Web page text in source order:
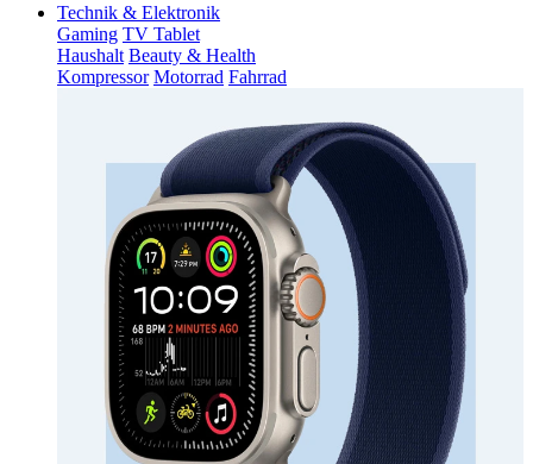
Technik & Elektronik
Gaming TV Tablet
Haushalt Beauty & Health
Kompressor Motorrad Fahrrad